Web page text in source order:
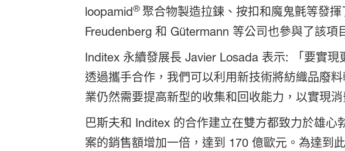
loopamid® 聚合物製造拉鍊、按扣和魔鬼氈等發
Freudenberg 和 Gütermann 等公司也參與了該項
Inditex 永續發展長 Javier Losada 表示: 「要實
透過攜手合作，我們可以利用新技術將紡織品廢
業仍然需要提高新型的收集和回收能力，以實現
巴斯夫和 Inditex 的合作建立在雙方都致力於雄
案的銷售額增加一倍，達到 170 億歐元。為達到